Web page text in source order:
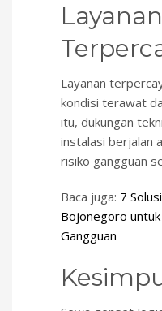
Layanan
Layanan
kondisi terawat
itu, dukungan
instalasi berjalan
risiko gangguan
Baca juga: 7
Bojonegoro
Gangguan